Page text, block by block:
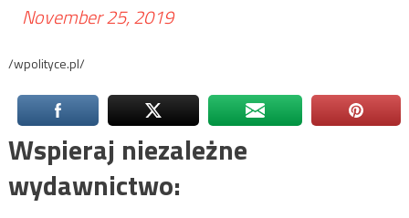
November 25, 2019
/wpolityce.pl/
Wspieraj niezależne
wydawnictwo: